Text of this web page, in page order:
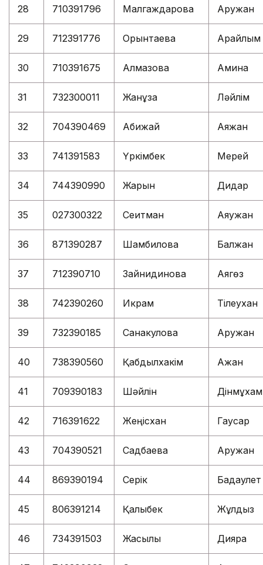
28 710391796 Малгаждарова Аружан
29 712391776 Орынтаева Арайлым
30 710391675 Алмазова Амина
31 732300011 Жанұзақ Ләйлім
32 704390469 Абижай Аяжан
33 741391583 Үркімбек Мерей
34 744390990 Жарқын Дидар
35 027300322 Сеитман Аяужан
36 871390287 Шамбилова Балжан
37 712390710 Зайнидинова Аягөз
38 742390260 Икрам Тілеухан
39 732390185 Санакулова Аружан
40 738390560 Қабдылхакім Ақжан
41 709390183 Шәйлін
42 716391622 Жеңісхан Гаусар
43 704390521 Садбаева Аружан
44 869390194 Серік Бақдаулет
45 806391214 Қалыбек Жұлдыз
46 734391503 Жақсылық Дияра